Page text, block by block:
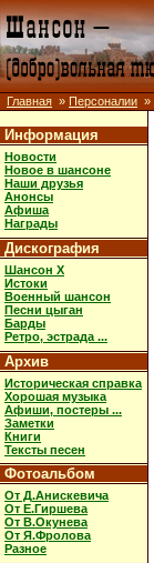
Главная » Персоналии »
Информация
Новости
Новое в шансоне
Наши друзья
Анонсы
Афиша
Награды
Дискография
Шансон X
Истоки
Военный шансон
Песни цыган
Барды
Ретро, эстрада ...
Архив
Историческая справка
Хорошая музыка
Афиши, постеры ...
Заметки
Книги
Тексты песен
Фотоальбом
От Д.Анискевича
От Е.Гиршева
От В.Окунева
От Я.Фролова
Разное